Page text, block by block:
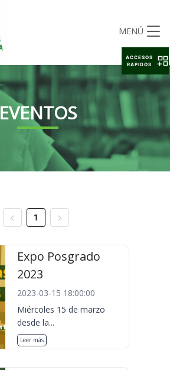
MENÚ
EVENTOS
1
Expo Posgrado
2023
2023-03-15 18:00:00
Miércoles 15 de marzo
desde la...
Leer más
ACCESOS
RAPIDOS